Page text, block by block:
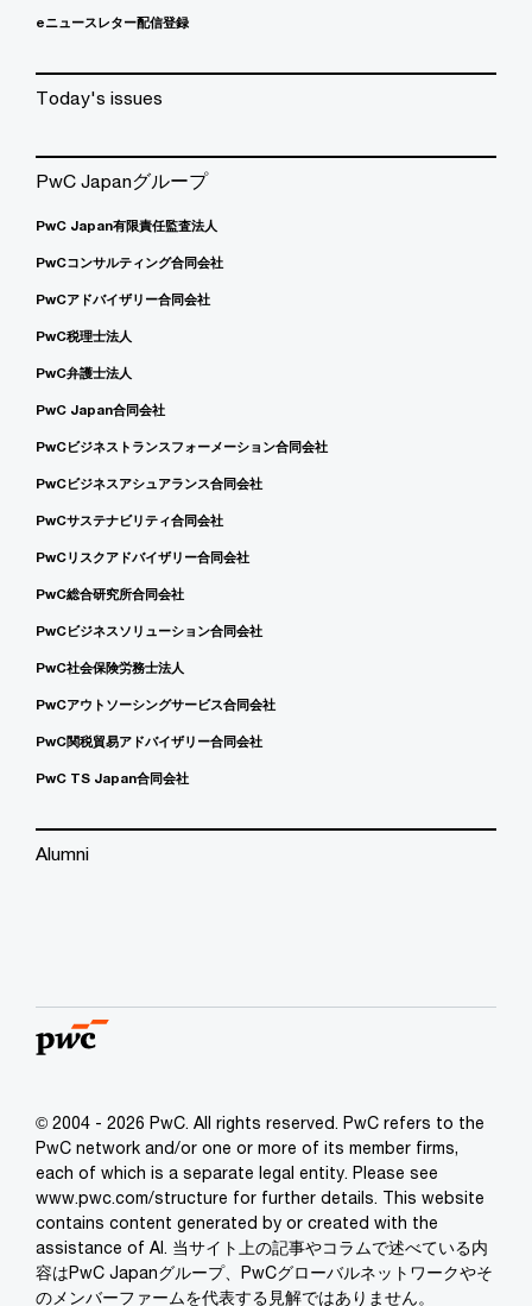
eニュースレター配信登録
Today's issues
PwC Japanグループ
PwC Japan有限責任監査法人
PwCコンサルティング合同会社
PwCアドバイザリー合同会社
PwC税理士法人
PwC弁護士法人
PwC Japan合同会社
PwCビジネストランスフォーメーション合同会社
PwCビジネスアシュアランス合同会社
PwCサステナビリティ合同会社
PwCリスクアドバイザリー合同会社
PwC総合研究所合同会社
PwCビジネスソリューション合同会社
PwC社会保険労務士法人
PwCアウトソーシングサービス合同会社
PwC関税貿易アドバイザリー合同会社
PwC TS Japan合同会社
Alumni
© 2004 - 2026 PwC. All rights reserved. PwC refers to the
PwC network and/or one or more of its member firms,
each of which is a separate legal entity. Please see
www.pwc.com/structure for further details. This website
contains content generated by or created with the
assistance of AI. 当サイト上の記事やコラムで述べている内
容はPwC Japanグループ、PwCグローバルネットワークやそ
のメンバーファームを代表する見解ではありません。